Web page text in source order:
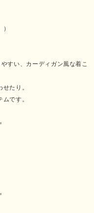
すい、カーディガン風な着こ
たり。
です。